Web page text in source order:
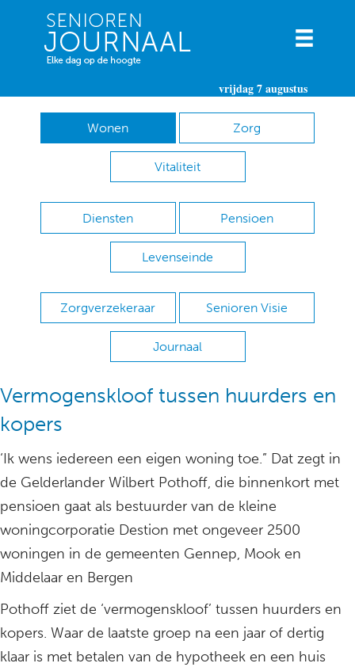
vrijdag 7 augustus
Wonen Zorg
Vitaliteit
Diensten Pensioen
Levenseinde
Zorgverzekeraar Senioren Visie
Journaal
Vermogenskloof tussen huurders en
kopers
‘Ik wens iedereen een eigen woning toe.” Dat zegt in
de Gelderlander Wilbert Pothoff, die binnenkort met
pensioen gaat als bestuurder van de kleine
woningcorporatie Destion met ongeveer 2500
woningen in de gemeenten Gennep, Mook en
Middelaar en Bergen
Pothoff ziet de ‘vermogenskloof’ tussen huurders en
kopers. Waar de laatste groep na een jaar of dertig
klaar is met betalen van de hypotheek en een huis